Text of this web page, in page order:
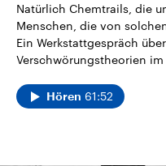
Natürlich Chemtrails, die
Menschen, die von
Ein Werkstattgespräch
Verschwörungstheorien im
Hören 61:52